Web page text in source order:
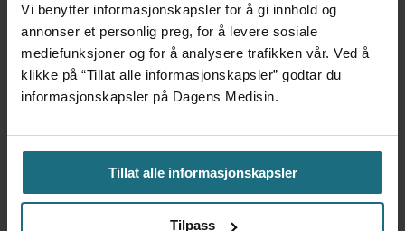
Vi benytter informasjonskapsler for å gi innhold og
annonser et personlig preg, for å levere sosiale
mediefunksjoner og for å analysere trafikken vår. Ved å
klikke på “Tillat alle informasjonskapsler” godtar du
informasjonskapsler på Dagens Medisin.
Tillat alle informasjonskapsler
Tilpass
Var alene på vakt i tre
måneder – i en 16-fots
motorbåt
3 dager siden
frem at han døgnet før
hadde drukket 25 vodka
Red Bull